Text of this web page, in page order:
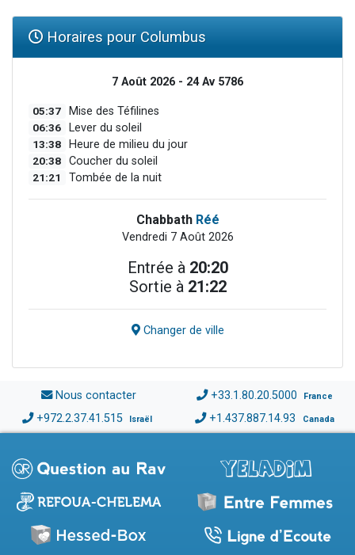
Horaires pour Columbus
7 Août 2026 - 24 Av 5786
05:37 Mise des Téfilines
06:36 Lever du soleil
13:38 Heure de milieu du jour
20:38 Coucher du soleil
21:21 Tombée de la nuit
Chabbath Réé
Vendredi 7 Août 2026
Entrée à 20:20
Sortie à 21:22
Changer de ville
Nous contacter +33.1.80.20.5000 France
+972.2.37.41.515 Israël +1.437.887.14.93 Canada